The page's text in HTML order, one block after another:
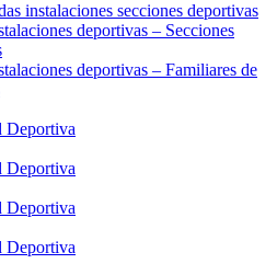
instalaciones secciones deportivas
deportivas – Secciones
deportivas – Familiares de
Deportiva
Deportiva
Deportiva
Deportiva